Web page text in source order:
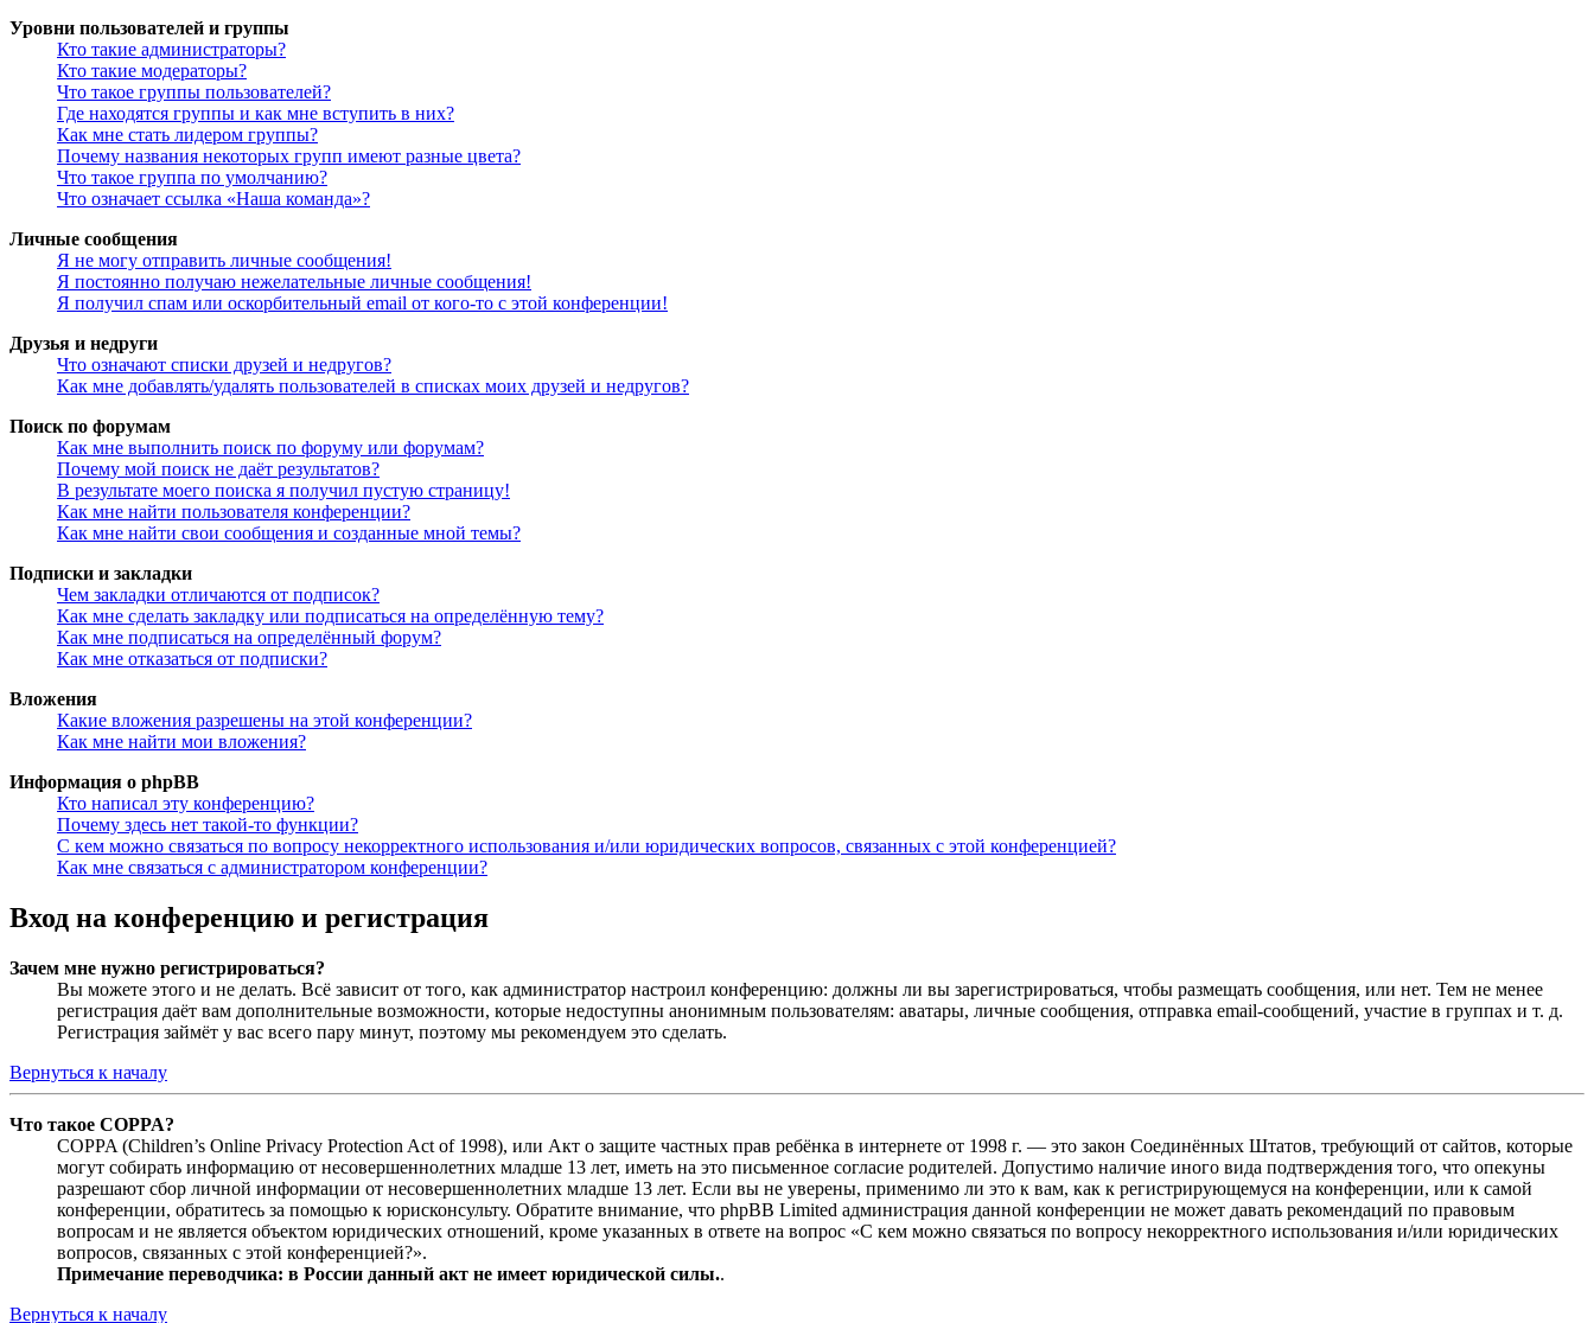
Уровни пользователей и группы
Кто такие администраторы?
Кто такие модераторы?
Что такое группы пользователей?
Где находятся группы и как мне вступить в них?
Как мне стать лидером группы?
Почему названия некоторых групп имеют разные цвета?
Что такое группа по умолчанию?
Что означает ссылка «Наша команда»?
Личные сообщения
Я не могу отправить личные сообщения!
Я постоянно получаю нежелательные личные сообщения!
Я получил спам или оскорбительный email от кого-то с этой конференции!
Друзья и недруги
Что означают списки друзей и недругов?
Как мне добавлять/удалять пользователей в списках моих друзей и недругов?
Поиск по форумам
Как мне выполнить поиск по форуму или форумам?
Почему мой поиск не даёт результатов?
В результате моего поиска я получил пустую страницу!
Как мне найти пользователя конференции?
Как мне найти свои сообщения и созданные мной темы?
Подписки и закладки
Чем закладки отличаются от подписок?
Как мне сделать закладку или подписаться на определённую тему?
Как мне подписаться на определённый форум?
Как мне отказаться от подписки?
Вложения
Какие вложения разрешены на этой конференции?
Как мне найти мои вложения?
Информация о phpBB
Кто написал эту конференцию?
Почему здесь нет такой-то функции?
С кем можно связаться по вопросу некорректного использования и/или юридических вопросов, связанных с этой конференцией?
Как мне связаться с администратором конференции?
Вход на конференцию и регистрация
Зачем мне нужно регистрироваться?
Вы можете этого и не делать. Всё зависит от того, как администратор настроил конференцию: должны ли вы зарегистрироваться, чтобы размещать сообщения, или нет. Тем не менее
регистрация даёт вам дополнительные возможности, которые недоступны анонимным пользователям: аватары, личные сообщения, отправка email-сообщений, участие в группах и т. д.
Регистрация займёт у вас всего пару минут, поэтому мы рекомендуем это сделать.
Вернуться к началу
Что такое COPPA?
COPPA (Children’s Online Privacy Protection Act of 1998), или Акт о защите частных прав ребёнка в интернете от 1998 г. — это закон Соединённых Штатов, требующий от сайтов, которые
могут собирать информацию от несовершеннолетних младше 13 лет, иметь на это письменное согласие родителей. Допустимо наличие иного вида подтверждения того, что опекуны
разрешают сбор личной информации от несовершеннолетних младше 13 лет. Если вы не уверены, применимо ли это к вам, как к регистрирующемуся на конференции, или к самой
конференции, обратитесь за помощью к юрисконсульту. Обратите внимание, что phpBB Limited администрация данной конференции не может давать рекомендаций по правовым
вопросам и не является объектом юридических отношений, кроме указанных в ответе на вопрос «С кем можно связаться по вопросу некорректного использования и/или юридических
вопросов, связанных с этой конференцией?».
Примечание переводчика: в России данный акт не имеет юридической силы..
Вернуться к началу